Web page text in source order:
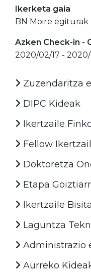
Ikerketa gaia
BN Moire egiturak
Azken Check-in -
2020/02/17 -
Zuzendaritza
DIPC Kideak
Ikertzaile
Fellow
Doktoretza
Etapa
Ikertzaile
Laguntza
Administrazio
Aurreko